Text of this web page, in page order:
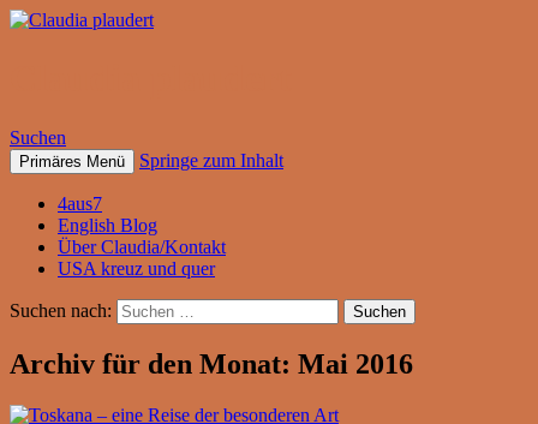
Suchen
Primäres Menü Springe zum Inhalt
4aus7
English Blog
Über Claudia/Kontakt
USA kreuz und quer
Suchen nach:
Archiv für den Monat: Mai 2016